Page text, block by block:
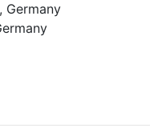
Germany